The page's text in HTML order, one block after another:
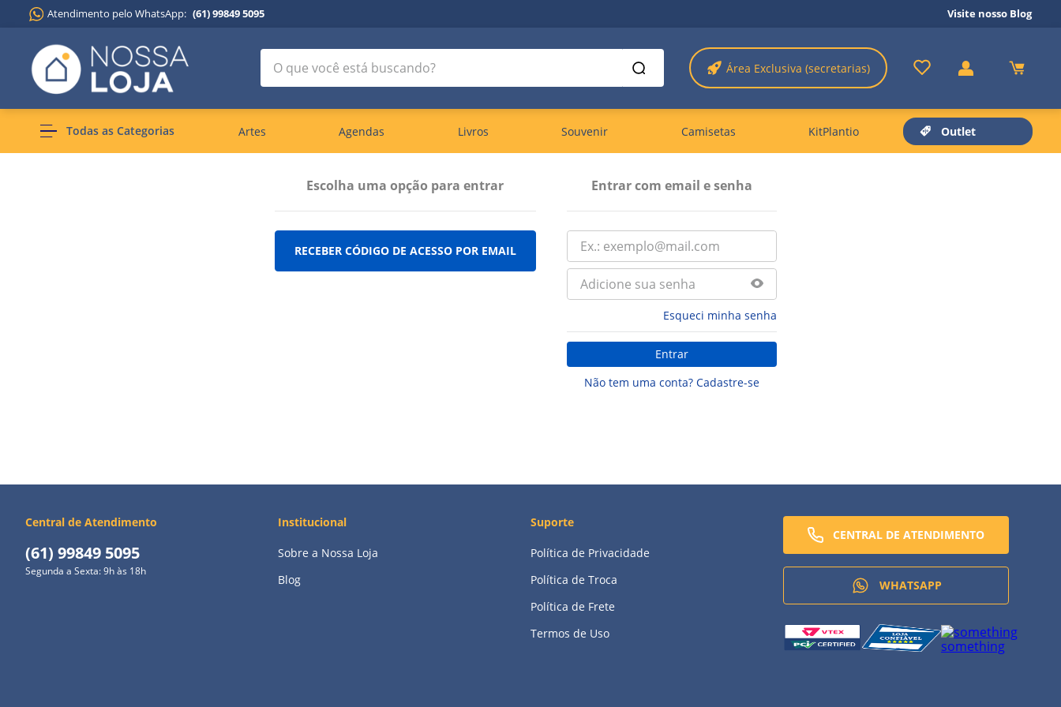
Atendimento pelo WhatsApp: (61) 99849 5095 Visite nosso Blog
O que você está buscando?
Área Exclusiva (secretarias)
Todas as Categorias Artes Agendas Livros Souvenir Camisetas KitPlantio Outlet
Escolha uma opção para entrar
RECEBER CÓDIGO DE ACESSO POR EMAIL
Entrar com email e senha
Esqueci minha senha
Entrar
Não tem uma conta? Cadastre-se
Central de Atendimento
(61) 99849 5095
Segunda a Sexta: 9h às 18h
Institucional
Sobre a Nossa Loja
Blog
Suporte
Política de Privacidade
Política de Troca
Política de Frete
Termos de Uso
CENTRAL DE ATENDIMENTO
WHATSAPP